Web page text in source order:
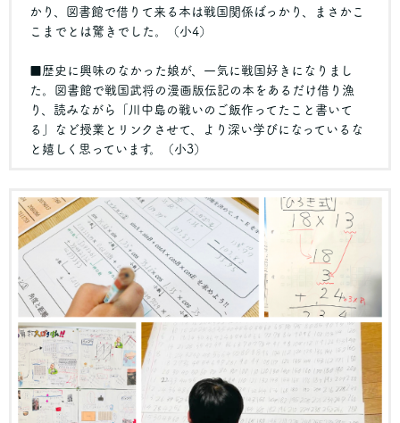
かり、図書館で借りて来る本は戦国関係ばっかり、まさかこ
こまでとは驚きでした。（小4）
■歴史に興味のなかった娘が、一気に戦国好きになりまし
た。図書館で戦国武将の漫画版伝記の本をあるだけ借り漁
り、読みながら「川中島の戦いのご飯作ってたこと書いて
る」など授業とリンクさせて、より深い学びになっているな
と嬉しく思っています。（小3）